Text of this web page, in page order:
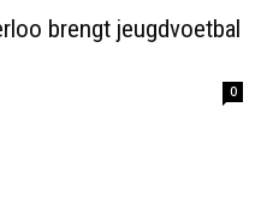
brengt jeugdvoetbal
0